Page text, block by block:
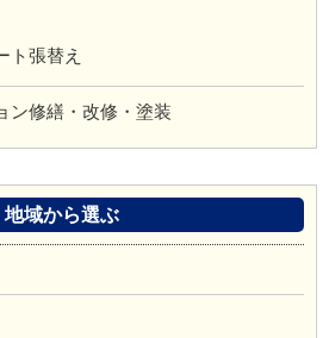
ト張替え
ン修繕・改修・塗装
地域から選ぶ